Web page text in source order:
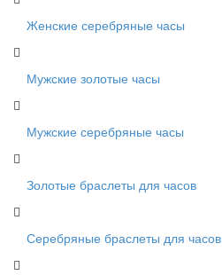
Женские серебряные часы
Мужские золотые часы
Мужские серебряные часы
Золотые браслеты для часов
Серебряные браслеты для часов